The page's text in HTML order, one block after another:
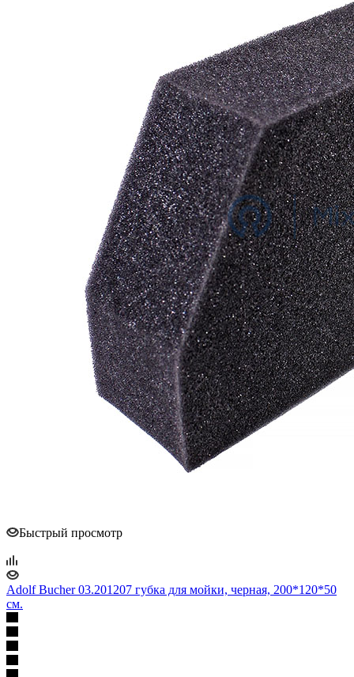
Быстрый просмотр
Adolf Bucher 03.201207 губка для мойки, черная, 200*120*50
см.